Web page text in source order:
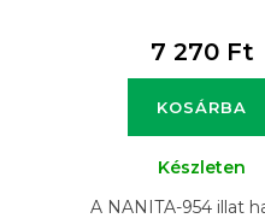
7 270 Ft
KOSÁRBA
Készleten
A NANITA-954 illat